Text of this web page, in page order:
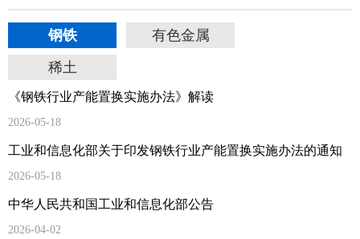
钢铁
有色金属
稀土
《钢铁行业产能置换实施办法》解读
2026-05-18
工业和信息化部关于印发钢铁行业产能置换实施办法的通知
2026-05-18
中华人民共和国工业和信息化部公告
2026-04-02